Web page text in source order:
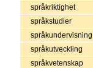
språkriktighet
språkstudier
språkundervisning
språkutveckling
språkvetenskap